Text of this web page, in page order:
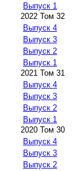
Выпуск 1
2022 Том 32
Выпуск 4
Выпуск 3
Выпуск 2
Выпуск 1
2021 Том 31
Выпуск 4
Выпуск 3
Выпуск 2
Выпуск 1
2020 Том 30
Выпуск 4
Выпуск 3
Выпуск 2